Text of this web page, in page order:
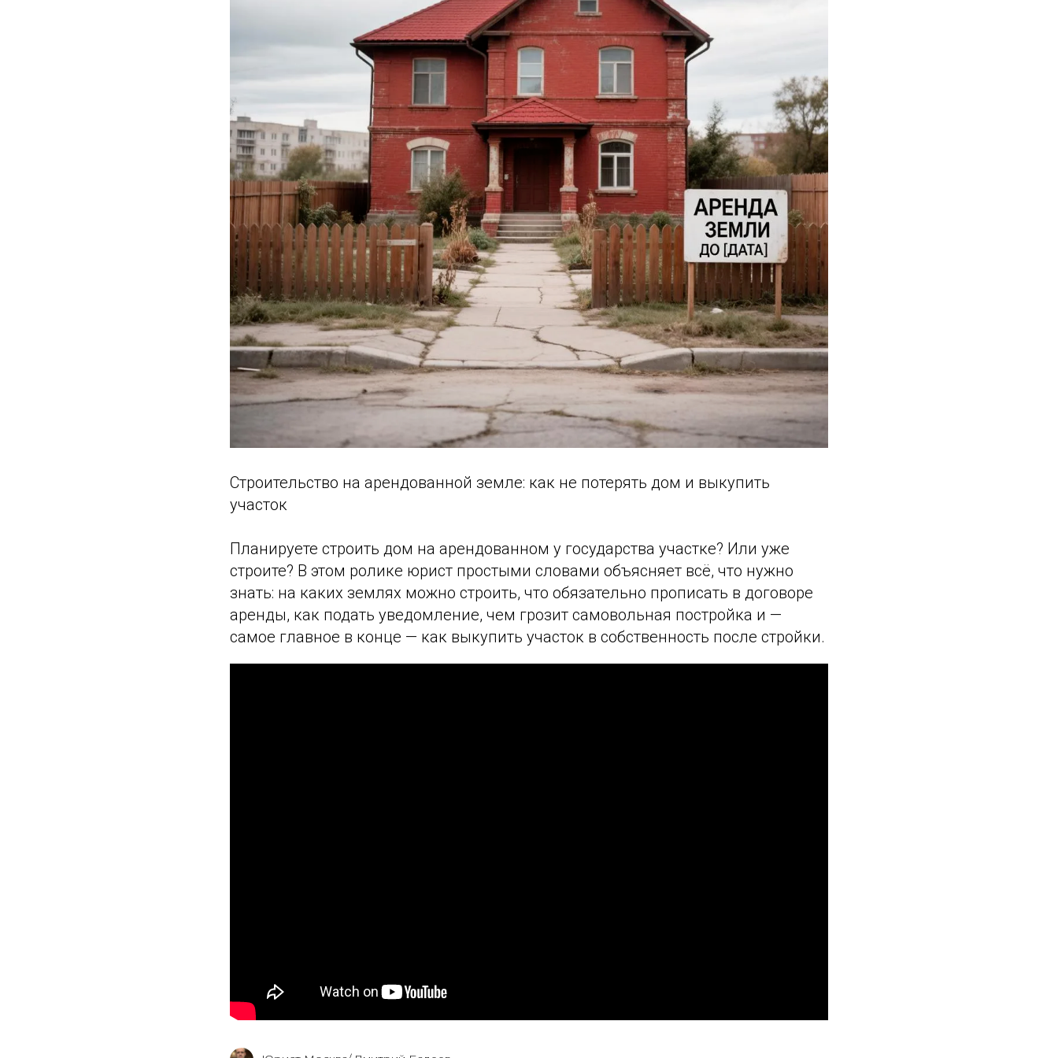
Строительство на арендованной земле: как не потерять дом и выкупить
участок
Планируете строить дом на арендованном у государства участке? Или уже
строите? В этом ролике юрист простыми словами объясняет всё, что нужно
знать: на каких землях можно строить, что обязательно прописать в договоре
аренды, как подать уведомление, чем грозит самовольная постройка и —
самое главное в конце — как выкупить участок в собственность после стройки.